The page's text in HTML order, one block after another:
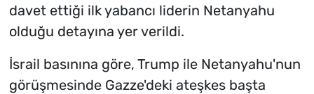
davet ettiği ilk yabancı liderin Netanyahu
olduğu detayına yer verildi.
İsrail basınına göre, Trump ile Netanyahu'nun
görüşmesinde Gazze'deki ateşkes başta